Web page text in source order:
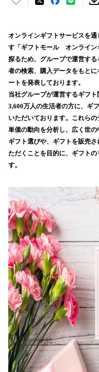
い
！
数
を
読
込
み
中
で
す
オンラインギフトサービスを
す「ギフトモール オンライン
探るため、グループで運営す
者の検索、購入データをもと
ートを発表しております。
当社グループが運営するギフ
3,600万人の生活者の方に、ギ
いただいております。これら
単価の動向を分析し、広く世
ギフト選びや、ギフトを販売
ただくことを目的に、ギフト
す。